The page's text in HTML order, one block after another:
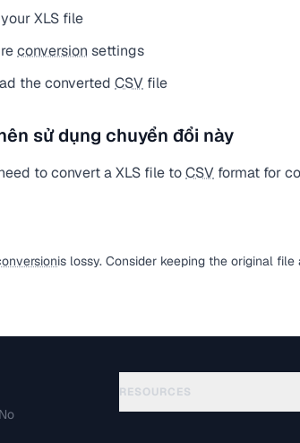
XLS file
conversion settings
the converted CSV file
sử dụng chuyển đổi này
to convert a XLS file toCSV format for
is lossy. Consider keeping the original file
RESOURCES